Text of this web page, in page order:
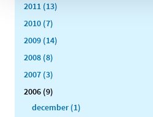
2011 (13)
2010 (7)
2009 (14)
2008 (8)
2007 (3)
2006 (9)
december (1)